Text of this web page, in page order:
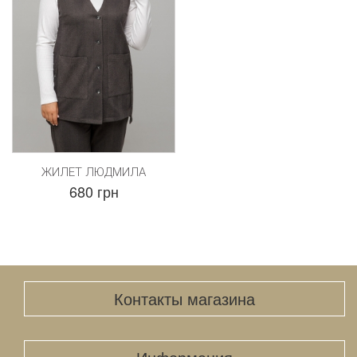
ЖИЛЕТ ЛЮДМИЛА
680 грн
Контакты магазина